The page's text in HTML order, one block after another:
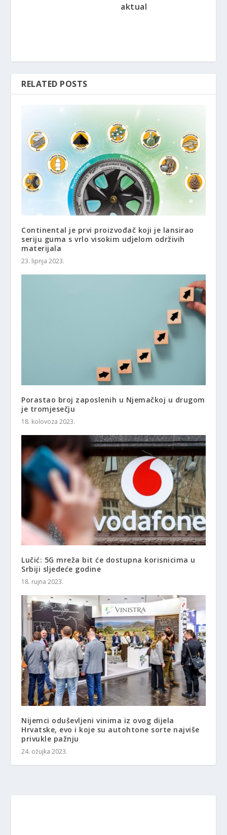
aktual
RELATED POSTS
Continental je prvi proizvođač koji je lansirao
seriju guma s vrlo visokim udjelom održivih
materijala
23. lipnja 2023.
Porastao broj zaposlenih u Njemačkoj u drugom
je tromjesečju
18. kolovoza 2023.
Lučić: 5G mreža bit će dostupna korisnicima u
Srbiji sljedeće godine
18. rujna 2023.
Nijemci oduševljeni vinima iz ovog dijela
Hrvatske, evo i koje su autohtone sorte najviše
privukle pažnju
24. ožujka 2023.